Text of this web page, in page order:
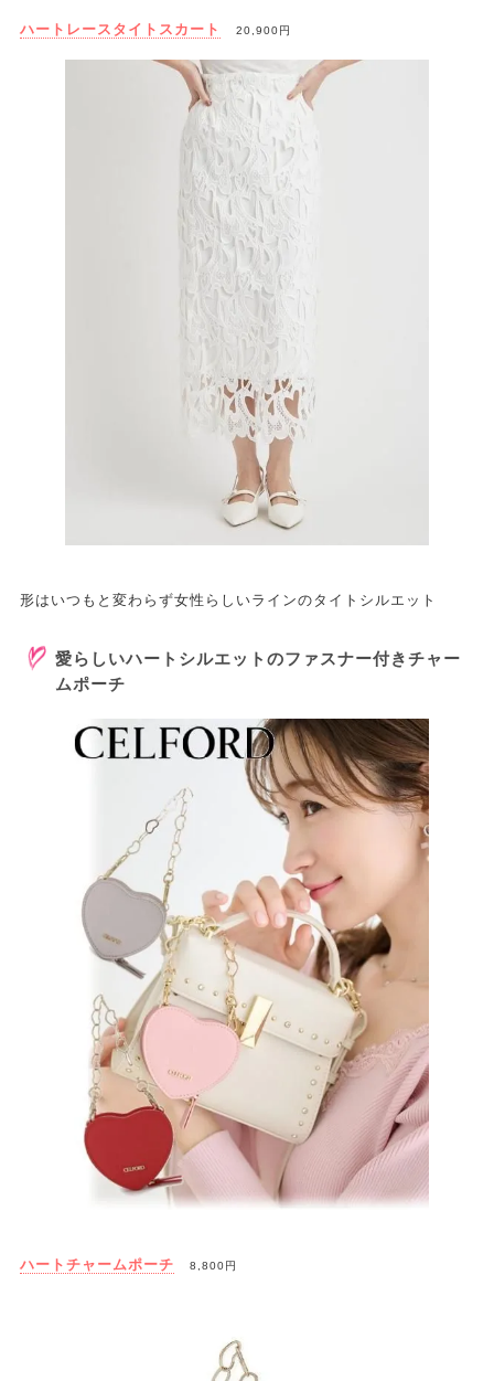
ハートレースタイトスカート 20,900円
形はいつもと変わらず女性らしいラインのタイトシルエット
愛らしいハートシルエットのファスナー付きチャー
ムポーチ
ハートチャームポーチ 8,800円